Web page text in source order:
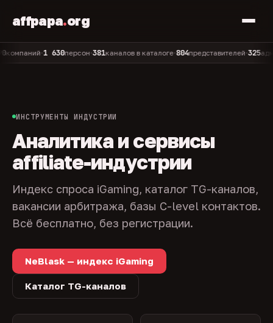
affpapa.org
•1 630персон•381каналов в каталоге•804представителей•325админов
ИНСТРУМЕНТЫ ИНДУСТРИИ
Аналитика и сервисы
affiliate-индустрии
Индекс спроса iGaming, каталог TG-каналов,
вакансии арбитража, базы C-level контактов.
Всё бесплатно, без регистрации.
NeBlask — индекс iGaming
Каталог TG-каналов